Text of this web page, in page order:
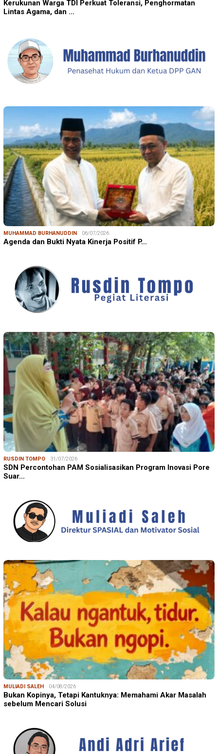
Kerukunan Warga TDI Perkuat Toleransi, Penghormatan
Lintas Agama, dan …
MUHAMMAD BURHANUDDIN 06/07/2026
Agenda dan Bukti Nyata Kinerja Positif P…
RUSDIN TOMPO 31/07/2026
SDN Percontohan PAM Sosialisasikan Program Inovasi Pore
Suar…
MULIADI SALEH 04/08/2026
Bukan Kopinya, Tetapi Kantuknya: Memahami Akar Masalah
sebelum Mencari Solusi